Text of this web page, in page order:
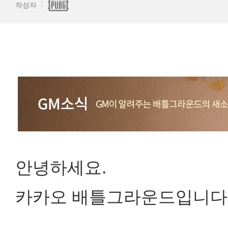
작성자
안녕하세요.
카카오 배틀그라운드입니